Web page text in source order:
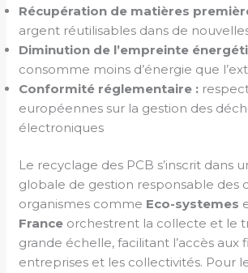
Récupération de matières
argent réutilisables dans de
Diminution de l’empreinte
consomme moins d’énergie que
Conformité réglementaire :
européennes sur la gestion des
électroniques
Le recyclage des PCB s’inscrit dans
globale de gestion responsable des
organismes comme Eco-systemes
France orchestrent la collecte et le
grande échelle, facilitant l’accès aux
entreprises et les collectivités. Pour